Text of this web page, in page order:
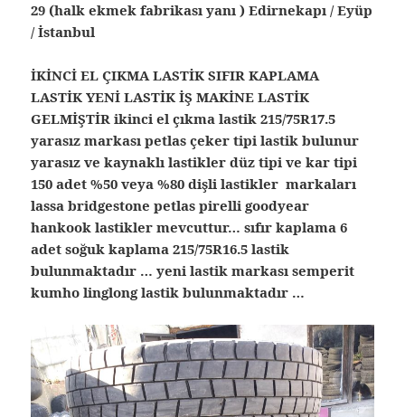
29 (halk ekmek fabrikası yanı ) Edirnekapı / Eyüp
/ İstanbul
İKİNCİ EL ÇIKMA LASTİK SIFIR KAPLAMA
LASTİK YENİ LASTİK İŞ MAKİNE LASTİK
GELMİŞTİR ikinci el çıkma lastik 215/75R17.5
yarasız markası petlas çeker tipi lastik bulunur
yarasız ve kaynaklı lastikler düz tipi ve kar tipi
150 adet %50 veya %80 dişli lastikler markaları
lassa bridgestone petlas pirelli goodyear
hankook lastikler mevcuttur… sıfır kaplama 6
adet soğuk kaplama 215/75R16.5 lastik
bulunmaktadır … yeni lastik markası semperit
kumho linglong lastik bulunmaktadır …